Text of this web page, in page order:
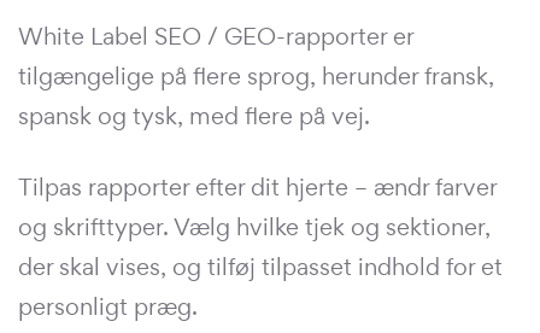
White Label SEO / GEO-rapporter er
tilgængelige på flere sprog, herunder fransk,
spansk og tysk, med flere på vej.
Tilpas rapporter efter dit hjerte – ændr farver
og skrifttyper. Vælg hvilke tjek og sektioner,
der skal vises, og tilføj tilpasset indhold for et
personligt præg.